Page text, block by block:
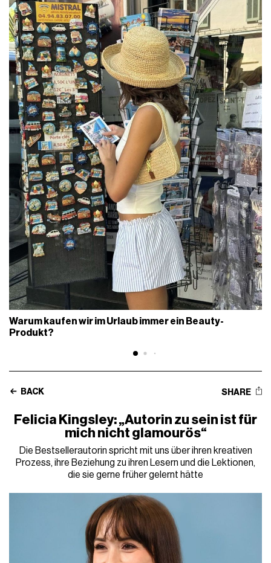
Warum kaufen wir im Urlaub immer ein Beauty-
Produkt?
BACK SHARE
Felicia Kingsley: „Autorin zu sein ist für
mich nicht glamourös“
Die Bestsellerautorin spricht mit uns über ihren kreativen
Prozess, ihre Beziehung zu ihren Lesern und die Lektionen,
die sie gerne früher gelernt hätte